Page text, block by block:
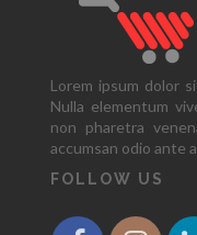
Lorem ipsum dolor
Nulla elementum
non pharetra
accumsan odio ante
FOLLOW US